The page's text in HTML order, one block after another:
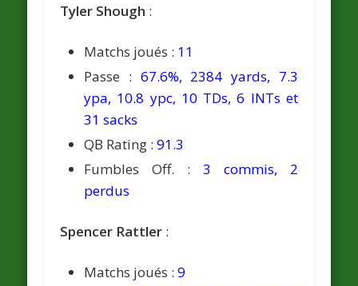
Tyler Shough :
Matchs joués : 11
Passe : 67.6%, 2384 yards, 7.3
ypa, 10.8 ypc, 10 TDs, 6 INTs et
31 sacks
QB Rating :91.3
Fumbles Off. : 3 commis, 2
perdus
Spencer Rattler :
Matchs joués :9